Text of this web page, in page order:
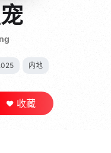
内地
收藏